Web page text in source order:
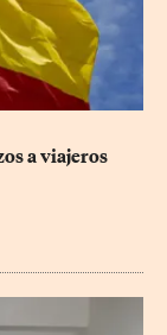
a viajeros